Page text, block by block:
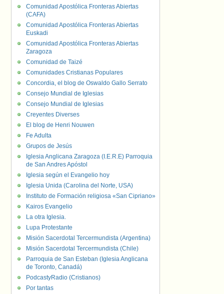
Comunidad Apostólica Fronteras Abiertas
(CAFA)
Comunidad Apostólica Fronteras Abiertas
Euskadi
Comunidad Apostólica Fronteras Abiertas
Zaragoza
Comunidad de Taizé
Comunidades Cristianas Populares
Concordia, el blog de Oswaldo Gallo Serrato
Consejo Mundial de Iglesias
Consejo Mundial de Iglesias
Creyentes Diverses
El blog de Henri Nouwen
Fe Adulta
Grupos de Jesús
Iglesia Anglicana Zaragoza (I.E.R.E) Parroquia
de San Andres Apóstol
Iglesia según el Evangelio hoy
Iglesia Unida (Carolina del Norte, USA)
Instituto de Formación religiosa «San Cipriano»
Kairos Evangelio
La otra Iglesia.
Lupa Protestante
Misión Sacerdotal Tercermundista (Argentina)
Misión Sacerdotal Tercermundista (Chile)
Parroquia de San Esteban (Iglesia Anglicana
de Toronto, Canadá)
PodcastyRadio (Cristianos)
Por tantas